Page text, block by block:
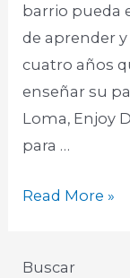
barrio pueda
de aprender
cuatro años
enseñar su
Loma, Enjoy
para …
Read More »
Buscar